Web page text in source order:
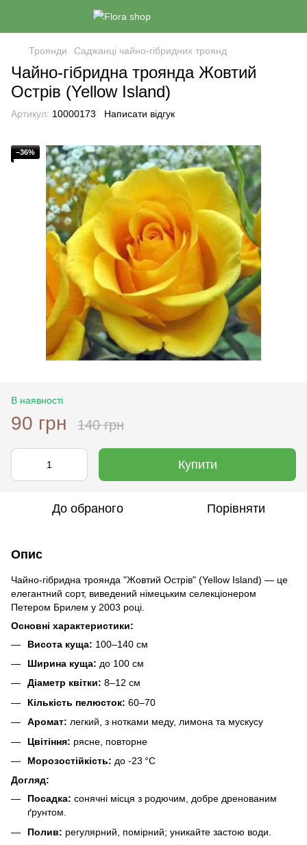
Троянди Саджанці чайно-гібридних троянд
Чайно-гібридна троянда Жовтий
Острів (Yellow Island)
Артикул: 10000173 Написати відгук
−36%
В наявності
90 грн 140 грн
Купити
До обраного Порівняти
Опис
Чайно-гібридна троянда "Жовтий Острів" (Yellow Island) — це
елегантний сорт, виведений німецьким селекціонером
Петером Брилем у 2003 році.
Основні характеристики:
Висота куща: 100–140 см
Ширина куща: до 100 см
Діаметр квітки: 8–12 см
Кількість пелюсток: 60–70
Аромат: легкий, з нотками меду, лимона та мускусу
Цвітіння: рясне, повторне
Морозостійкість: до -23 °C
Догляд:
Посадка: сонячні місця з родючим, добре дренованим
ґрунтом.
Полив: регулярний, помірний; уникайте застою води.